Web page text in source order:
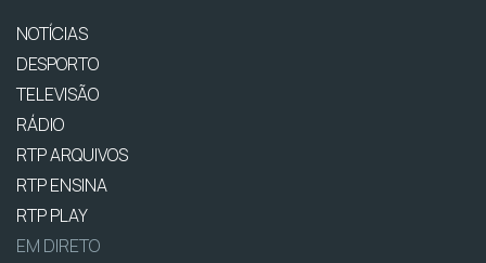
NOTÍCIAS
DESPORTO
TELEVISÃO
RÁDIO
RTP ARQUIVOS
RTP ENSINA
RTP PLAY
EM DIRETO